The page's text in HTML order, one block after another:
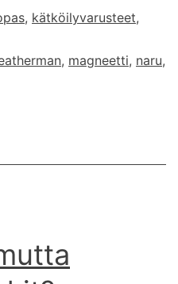
, kätköilyvarusteet,
, magneetti, naru,